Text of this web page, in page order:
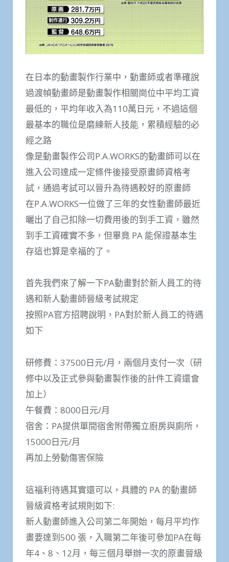
在日本的動畫製作行業中，動畫師或者準確說
過渡幀動畫師是動畫製作相關崗位中平均工資
最低的，平均年收入為110萬日元，不過這個
最基本的職位是磨練新人技能，累積經驗的必
經之路
像是動畫製作公司P.A.WORKS的動畫師可以在
進入公司達成一定條件後接受原畫師資格考
試，通過考試可以晉升為待遇較好的原畫師
在P.A.WORKS一位做了三年的女性動畫師最近
曬出了自己扣除一切費用後的到手工資，雖然
到手工資確實不多，但畢竟 PA 能保證基本生
存這也算是幸福的了。
首先我們來了解一下PA動畫對於新人員工的待
遇和新人動畫師晉級考試規定
按照PA官方招聘說明，PA對於新人員工的待遇
如下
研修費：37500日元/月，兩個月支付一次（研
修中以及正式參與動畫製作後的計件工資還會
加上）
午餐費：8000日元/月
宿舍：PA提供單間宿舍附帶獨立廚房與廁所，
15000日元/月
再加上勞動傷害保險
這福利待遇其實還可以，具體的 PA 的動畫師
晉級資格考試規則如下:
新人動畫師進入公司第二年開始，每月平均作
畫要達到500 張，入職第二年後可參加PA在每
年4、8、12月，每三個月舉辦一次的原畫晉級